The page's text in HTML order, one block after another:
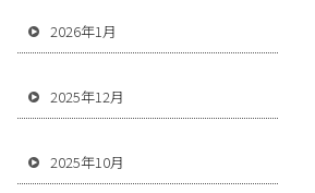
2026年1月
2025年12月
2025年10月